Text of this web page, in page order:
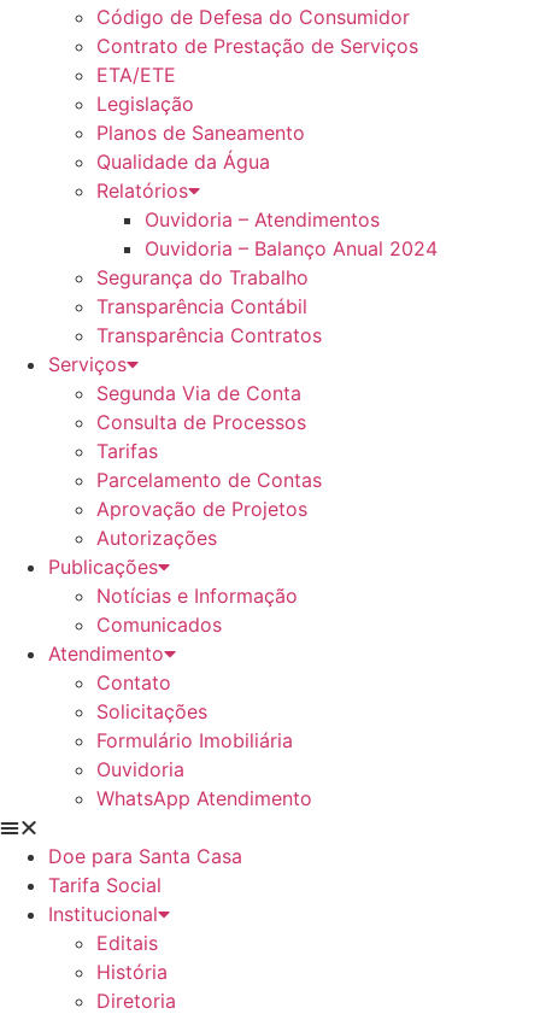
Código de Defesa do Consumidor
Contrato de Prestação de Serviços
ETA/ETE
Legislação
Planos de Saneamento
Qualidade da Água
Relatórios
Ouvidoria – Atendimentos
Ouvidoria – Balanço Anual 2024
Segurança do Trabalho
Transparência Contábil
Transparência Contratos
Serviços
Segunda Via de Conta
Consulta de Processos
Tarifas
Parcelamento de Contas
Aprovação de Projetos
Autorizações
Publicações
Notícias e Informação
Comunicados
Atendimento
Contato
Solicitações
Formulário Imobiliária
Ouvidoria
WhatsApp Atendimento
Doe para Santa Casa
Tarifa Social
Institucional
Editais
História
Diretoria